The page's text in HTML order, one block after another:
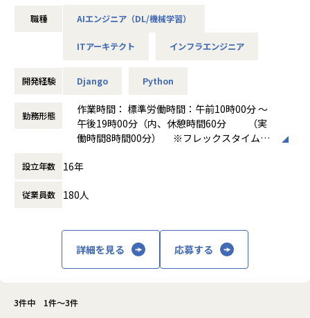
んの感謝とたくさんの要望に囲まれます
■ユーザとの距離が近い！
・利用者とLoGoチャットを通じて繋がっているため距離感
が近い。
・サービスやサポートついての感想や意見が聞きやすく、自
治体の皆さんと一緒にサービスを育てている感じがする。
・利益優先ではなく、本当に必要とされるサービスを目的に
進んでいる。
・意見や要望を聞く機会が多く、サービスを改善し、顧客満
足度を高めることにやりがいを感じる。
だから喜ばれる。
・リリース後すぐにユーザのリアクションを確認することが
・多くの自治体にサービス提供できているので、地域や社会
ーシップを発揮し、
ニア（テックリード候補）を募集することになりました。
現在Tech Divisionには29名が在籍しており、そのうちSWE
は15名在籍しております。
バックグラウンドはSI企業やメガベンチャー、スタートアッ
保険業界未経験の方も多く在籍しております。
開発責任者は、これまでシステム開発会社で保険業界向けの
保険業界に関する知見やノウハウは社内でも蓄積されている
状況ですので、業界知見はなくとも問題ございません。
【業務の変更の範囲】
・セキュリティ設計・アクセス制御設計
・コスト最適化設計
単なる構築担当ではなく、「AIが安全に、持続的に価値を生
むための基盤」を設計するポジションです。
いただくことを期待しています。
の中核を担う存在へ成長いただける環境です。
・クラウドアーキテクチャ設計（Azure案件が中心）
・ネットワーク／セキュリティ設計
・IAM設計およびガバナンス設計
・コンテナ基盤設計（AKS／EKS等）
職種 AIエンジニア（DL/機械学習）
ITアーキテクト インフラエンジニア
開発経験 Django Python
勤務形態
作業時間： 標準労働時間：午前10時00分 ～
午後19時00分（内、休憩時間60分 （実
働時間8時間00分） ※フレックスタイム制
シブルタイム （07:00～22:00）
時間外労働の有無： 有（月平均20時間）
設立年数 16年
従業員数 180人
詳細を見る 応募する
3件中 1件～3件